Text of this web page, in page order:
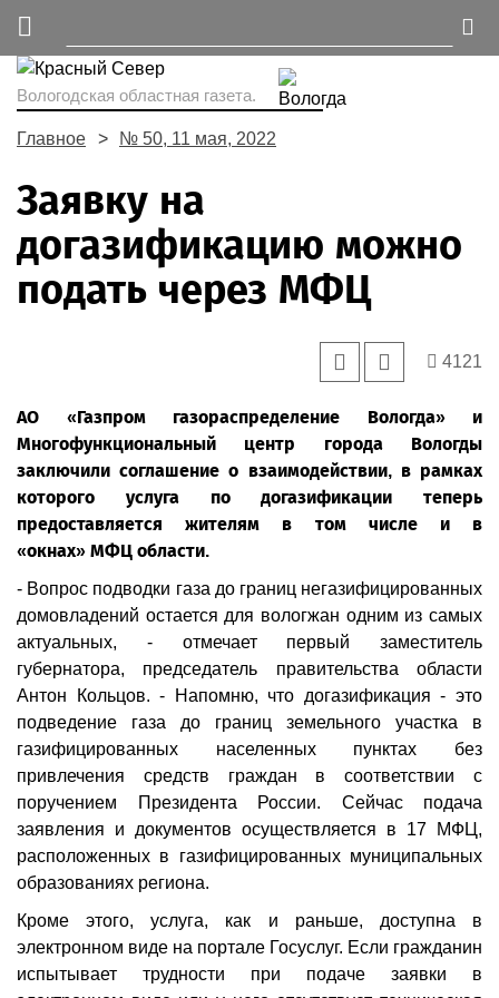
Вологодская областная газета.
Главное № 50, 11 мая, 2022
Заявку на
догазификацию можно
подать через МФЦ
4121
АО «Газпром газораспределение Вологда» и
Многофункциональный центр города Вологды
заключили соглашение о взаимодействии, в рамках
которого услуга по догазификации теперь
предоставляется жителям в том числе и в
«окнах» МФЦ области.
- Вопрос подводки газа до границ негазифицированных
домовладений остается для вологжан одним из самых
актуальных, - отмечает первый заместитель
губернатора, председатель правительства области
Антон Кольцов. - Напомню, что догазификация - это
подведение газа до границ земельного участка в
газифицированных населенных пунктах без
привлечения средств граждан в соответствии с
поручением Президента России. Сейчас подача
заявления и документов осуществляется в 17 МФЦ,
расположенных в газифицированных муниципальных
образованиях региона.
Кроме этого, услуга, как и раньше, доступна в
электронном виде на портале Госуслуг. Если гражданин
испытывает трудности при подаче заявки в